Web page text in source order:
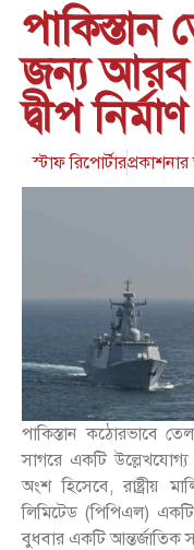
জন্য আরব
দ্বীপ
স্টাফ রিপোর্টার
পাকিস্তান কঠোরভাবে
সাগরে একটি
অংশ হিসেবে, রাষ্ট্রীয়
লিমিটেড (পিপিএল) একটি
বুধবার একটি আন্তর্জাতিক